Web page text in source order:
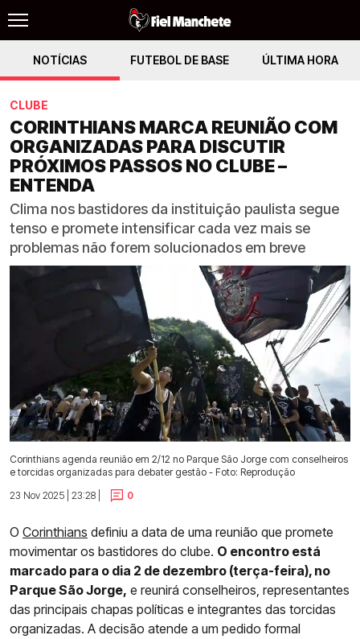
NOTÍCIAS FUTEBOL DE BASE ÚLTIMA HORA
CLUBE
CORINTHIANS MARCA REUNIÃO COM
ORGANIZADAS PARA DISCUTIR
PRÓXIMOS PASSOS NO CLUBE –
ENTENDA
Clima nos bastidores da instituição paulista segue
tenso e promete intensificar cada vez mais se
problemas não forem solucionados em breve
Corinthians agenda reunião em 2/12 no Parque São Jorge com conselheiros
e torcidas organizadas para debater gestão - Foto: Reprodução
23 Nov 2025 | 23:28 |
0
O Corinthians definiu a data de uma reunião que promete
movimentar os bastidores do clube. O encontro está
marcado para o dia 2 de dezembro (terça-feira), no
Parque São Jorge, e reunirá conselheiros, representantes
das principais chapas políticas e integrantes das torcidas
organizadas. A decisão atende a um pedido formal